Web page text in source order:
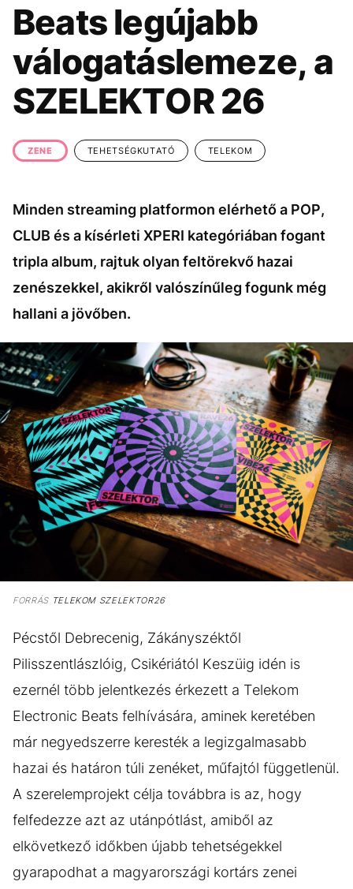
UTAZÁS
ÉLETMÓD DESIGN
BESZÉLGETÉSEK ARCOK
VIDEÓ TÖRTÉNETEK
Beats legújabb
válogatáslemeze, a
SZELEKTOR 26
ZENE TEHETSÉGKUTATÓ TELEKOM
Minden streaming platformon elérhető a POP,
CLUB és a kísérleti XPERI kategóriában fogant
tripla album, rajtuk olyan feltörekvő hazai
zenészekkel, akikről valószínűleg fogunk még
hallani a jövőben.
FORRÁSTELEKOM SZELEKTOR26
Pécstől Debrecenig, Zákányszéktől
Pilisszentlászlóig, Csikériától Keszüig idén is
ezernél több jelentkezés érkezett a Telekom
Electronic Beats felhívására, aminek keretében
már negyedszerre keresték a legizgalmasabb
hazai és határon túli zenéket, műfajtól függetlenül.
A szerelemprojekt célja továbbra is az, hogy
felfedezze azt az utánpótlást, amiből az
elkövetkező időkben újabb tehetségekkel
gyarapodhat a magyarországi kortárs zenei